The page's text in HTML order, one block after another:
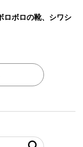
ロボロの靴、シワシ